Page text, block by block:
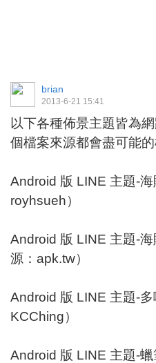
brian
2013-6-21 15:41
以下各種佈景主題皆為
個檔案來源都會盡可能
Android 版 LINE 主題-海
royhsueh）
Android 版 LINE 主題-
源： apk.tw）
Android 版 LINE 主題-多
KCChing）
Android 版 LINE 主題-蠟